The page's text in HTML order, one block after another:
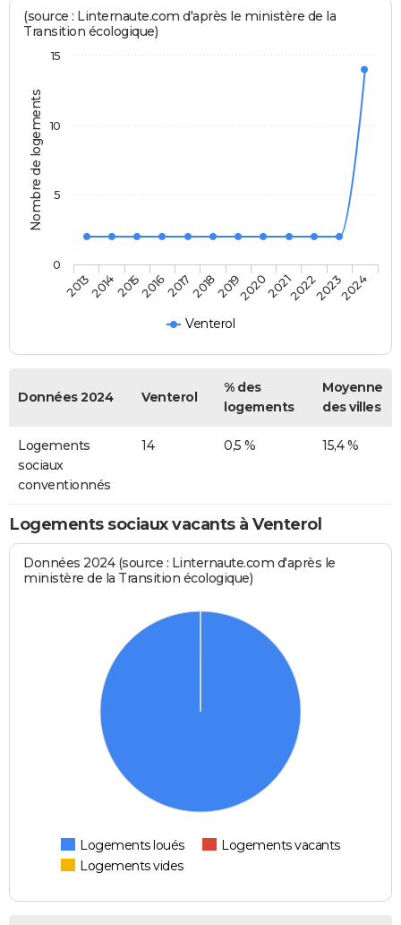
Nombre de logements
(source : Linternaute.com d'après le ministère de la
Transition écologique)
Venterol
201320142015201620172018201920202021202220232024
0
5
10
15
Données 2024 Venterol
% des
logements
Moyenne
des villes
Logements
sociaux
conventionnés
14 0,5 % 15,4 %
Logements sociaux vacants à Venterol
Données 2024 (source : Linternaute.com d'après le
ministère de la Transition écologique)
Logements loués
Logements vacants
Logements vides